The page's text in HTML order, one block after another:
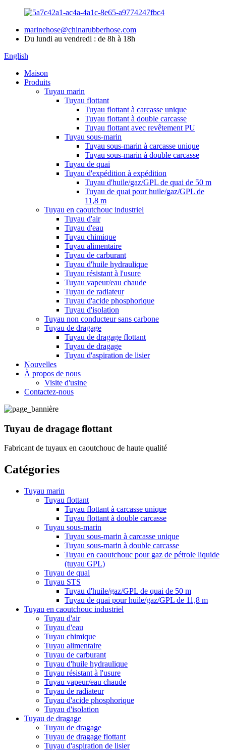
marinehose@chinarubberhose.com
Du lundi au vendredi : de 8h à 18h
English
Maison
Produits
Tuyau marin
Tuyau flottant
Tuyau flottant à carcasse unique
Tuyau flottant à double carcasse
Tuyau flottant avec revêtement PU
Tuyau sous-marin
Tuyau sous-marin à carcasse unique
Tuyau sous-marin à double carcasse
Tuyau de quai
Tuyau d'expédition à expédition
Tuyau d'huile/gaz/GPL de quai de 50 m
Tuyau de quai pour huile/gaz/GPL de
11,8 m
Tuyau en caoutchouc industriel
Tuyau d'air
Tuyau d'eau
Tuyau chimique
Tuyau alimentaire
Tuyau de carburant
Tuyau d'huile hydraulique
Tuyau résistant à l'usure
Tuyau vapeur/eau chaude
Tuyau de radiateur
Tuyau d'acide phosphorique
Tuyau d'isolation
Tuyau non conducteur sans carbone
Tuyau de dragage
Tuyau de dragage flottant
Tuyau de dragage
Tuyau d'aspiration de lisier
Nouvelles
À propos de nous
Visite d'usine
Contactez-nous
Tuyau de dragage flottant
Fabricant de tuyaux en caoutchouc de haute qualité
Catégories
Tuyau marin
Tuyau flottant
Tuyau flottant à carcasse unique
Tuyau flottant à double carcasse
Tuyau sous-marin
Tuyau sous-marin à carcasse unique
Tuyau sous-marin à double carcasse
Tuyau en caoutchouc pour gaz de pétrole liquide
(tuyau GPL)
Tuyau de quai
Tuyau STS
Tuyau d'huile/gaz/GPL de quai de 50 m
Tuyau de quai pour huile/gaz/GPL de 11,8 m
Tuyau en caoutchouc industriel
Tuyau d'air
Tuyau d'eau
Tuyau chimique
Tuyau alimentaire
Tuyau de carburant
Tuyau d'huile hydraulique
Tuyau résistant à l'usure
Tuyau vapeur/eau chaude
Tuyau de radiateur
Tuyau d'acide phosphorique
Tuyau d'isolation
Tuyau de dragage
Tuyau de dragage
Tuyau de dragage flottant
Tuyau d'aspiration de lisier